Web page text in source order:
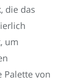
die das
um
Palette von